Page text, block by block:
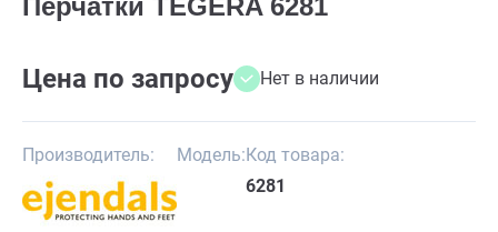
Перчатки TEGERA 6281
Цена по запросу Нет в наличии
Производитель: Модель:Код товара:
6281